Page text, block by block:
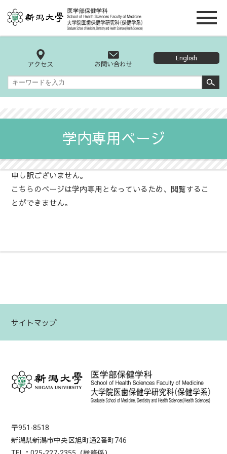
English
学内専用ページ
申し訳ございません。
こちらのページは学内専用となっているため、閲覧するこ
とができません。
サイトマップ
〒951-8518
新潟県新潟市中央区旭町通2番町746